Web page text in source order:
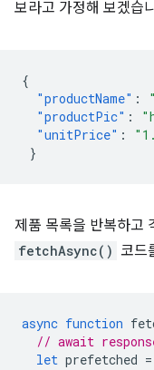
보라고 가정해 보겠습
{
"productName" :
"productPic" :
"unitPrice" :
}
제품 목록을 반복하고
fetchAsync() 코드
async function
// await
let prefetched =